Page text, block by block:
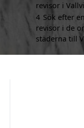
revisor i
4 Sök efter
revisor i de
städerna till